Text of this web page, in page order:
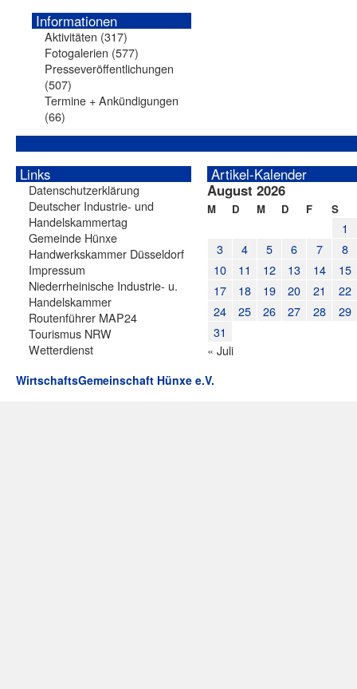
Informationen
Aktivitäten (317)
Fotogalerien (577)
Presseveröffentlichungen
(507)
Termine + Ankündigungen
(66)
Links
Datenschutzerklärung
Deutscher Industrie- und
Handelskammertag
Gemeinde Hünxe
Handwerkskammer Düsseldorf
Impressum
Niederrheinische Industrie- u.
Handelskammer
Routenführer MAP24
Tourismus NRW
Wetterdienst
Artikel-Kalender
August 2026
M D M D F S
1
3
4 5 6 7
8
10
11 12 13 14
15
17
18 19 20 21
22
24
25 26 27 28
29
31
« Juli
WirtschaftsGemeinschaft Hünxe e.V.